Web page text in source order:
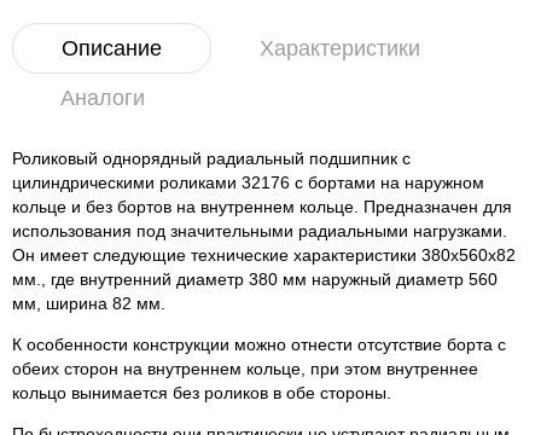
Описание Характеристики
Аналоги
Роликовый однорядный радиальный подшипник с
цилиндрическими роликами 32176 с бортами на наружном
кольце и без бортов на внутреннем кольце. Предназначен для
использования под значительными радиальными нагрузками.
Он имеет следующие технические характеристики 380x560x82
мм., где внутренний диаметр 380 мм наружный диаметр 560
мм, ширина 82 мм.
К особенности конструкции можно отнести отсутствие борта с
обеих сторон на внутреннем кольце, при этом внутреннее
кольцо вынимается без роликов в обе стороны.